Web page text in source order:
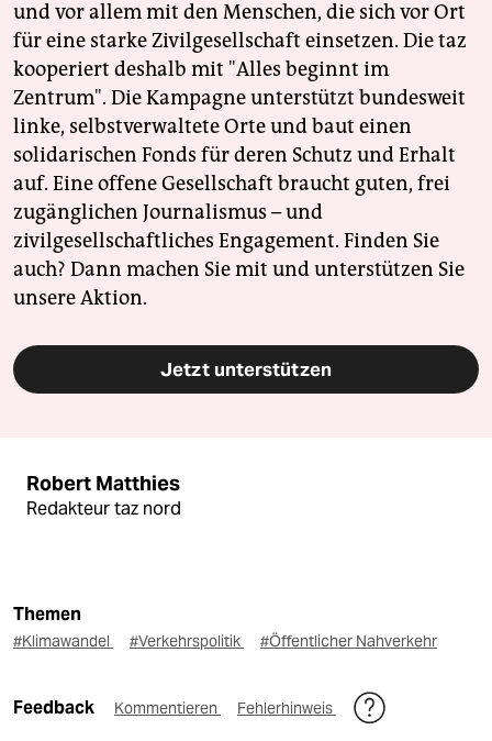
und vor allem mit den Menschen, die sich vor Ort
für eine starke Zivilgesellschaft einsetzen. Die taz
kooperiert deshalb mit "Alles beginnt im
Zentrum". Die Kampagne unterstützt bundesweit
linke, selbstverwaltete Orte und baut einen
solidarischen Fonds für deren Schutz und Erhalt
auf. Eine offene Gesellschaft braucht guten, frei
zugänglichen Journalismus – und
zivilgesellschaftliches Engagement. Finden Sie
auch? Dann machen Sie mit und unterstützen Sie
unsere Aktion.
Jetzt unterstützen
Robert Matthies
Redakteur taz nord
Themen
#Klimawandel #Verkehrspolitik #Öffentlicher Nahverkehr
Feedback Kommentieren Fehlerhinweis